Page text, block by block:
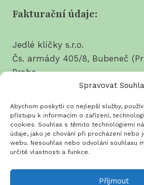
Spravovat
Abychom poskytli co nejlepší služby,
přístupu k informacím o zařízení,
cookies. Souhlas s těmito technologiemi
údaje, jako je chování při procházení nebo
webu. Nesouhlas nebo odvolání souhlasu
určité vlastnosti a funkce.
Přijmout
Fakturační údaje:
Jedlé klíčky s.r.o.
Čs. armády 405/8, Bubeneč
Praha
IČO: 03639550
DIČ: CZ03639550